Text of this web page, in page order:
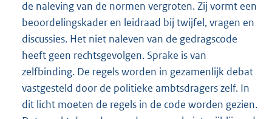
de naleving van de normen vergroten. Zij vormt een
beoordelingskader en leidraad bij twijfel, vragen en
discussies. Het niet naleven van de gedragscode
heeft geen rechtsgevolgen. Sprake is van
zelfbinding. De regels worden in gezamenlijk debat
vastgesteld door de politieke ambtsdragers zelf. In
dit licht moeten de regels in de code worden gezien.